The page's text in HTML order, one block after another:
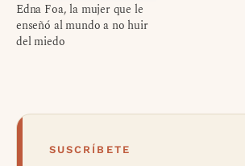
Edna Foa, la mujer que le
enseñó al mundo a no huir
del miedo
SUSCRÍBETE